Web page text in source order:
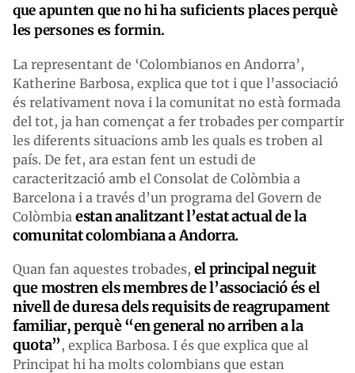
que apunten que no hi ha suficients places perquè
les persones es formin.
La representant de ‘Colombianos en Andorra’,
Katherine Barbosa, explica que tot i que l’associació
és relativament nova i la comunitat no està formada
del tot, ja han començat a fer trobades per compartir
les diferents situacions amb les quals es troben al
país. De fet, ara estan fent un estudi de
caracterització amb el Consolat de Colòmbia a
Barcelona i a través d’un programa del Govern de
Colòmbia estan analitzant l’estat actual de la
comunitat colombiana a Andorra.
Quan fan aquestes trobades, el principal neguit
que mostren els membres de l’associació és el
nivell de duresa dels requisits de reagrupament
familiar, perquè “en general no arriben a la
quota”, explica Barbosa. I és que explica que al
Principat hi ha molts colombians que estan